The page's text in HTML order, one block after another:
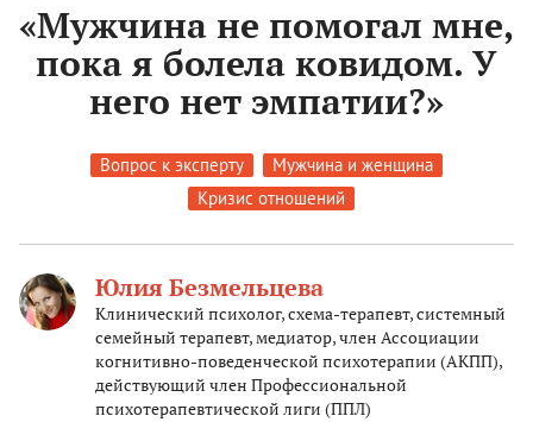
«Мужчина не помогал мне,
пока я болела ковидом. У
него нет эмпатии?»
Вопрос к эксперту
Мужчина и женщина
Кризис отношений
Юлия Безмельцева
Клинический психолог, схема-терапевт, системный
семейный терапевт, медиатор, член Ассоциации
когнитивно-поведенческой психотерапии (АКПП),
действующий член Профессиональной
психотерапевтической лиги (ППЛ)